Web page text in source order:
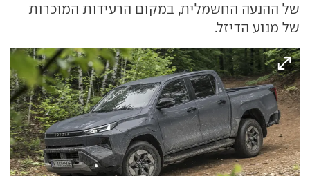
של ההנעה החשמלית, במקום הרעידות המוכרות
של מנוע הדיזל.